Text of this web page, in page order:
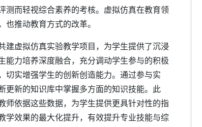
测而轻视综合素养的考核。虚拟仿真在教育领
推动教育方式的改革。
建虚拟仿真实验教学项目，为学生提供了沉浸
能力培养深度融合，充分调动学生参与的积极
切实增强学生的创新创造能力。通过参与实
更新的知识库中掌握多方面的知识技能。此
师依据这些数据，为学生提供更具针对性的指
学效果的最大化提升，有效提升专业技能与综